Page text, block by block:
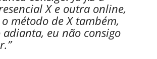
X e outra online,
método de X também,
adianta, eu não consigo